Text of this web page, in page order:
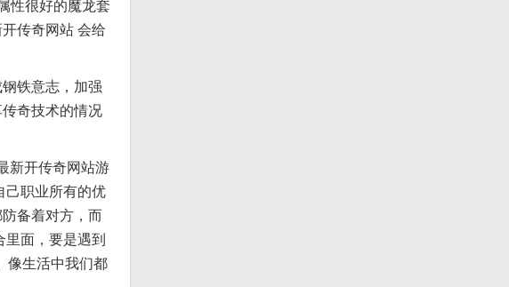
性很好的魔龙套
传奇网站 会给
铁意志，加强
奇技术的情况
新开传奇网站游
己职业所有的优
备着对方，而
面，要是遇到
像生活中我们都